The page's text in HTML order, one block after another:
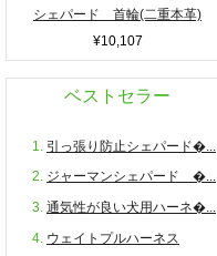
シェパード 首輪(二重本革)
¥10,107
ベストセラー
引っ張り防止シェパード�...
ジャーマンシェパード �...
通気性が良い犬用ハーネ�...
ウェイトプルハーネス